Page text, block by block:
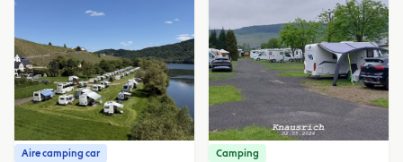
Aire camping car Camping